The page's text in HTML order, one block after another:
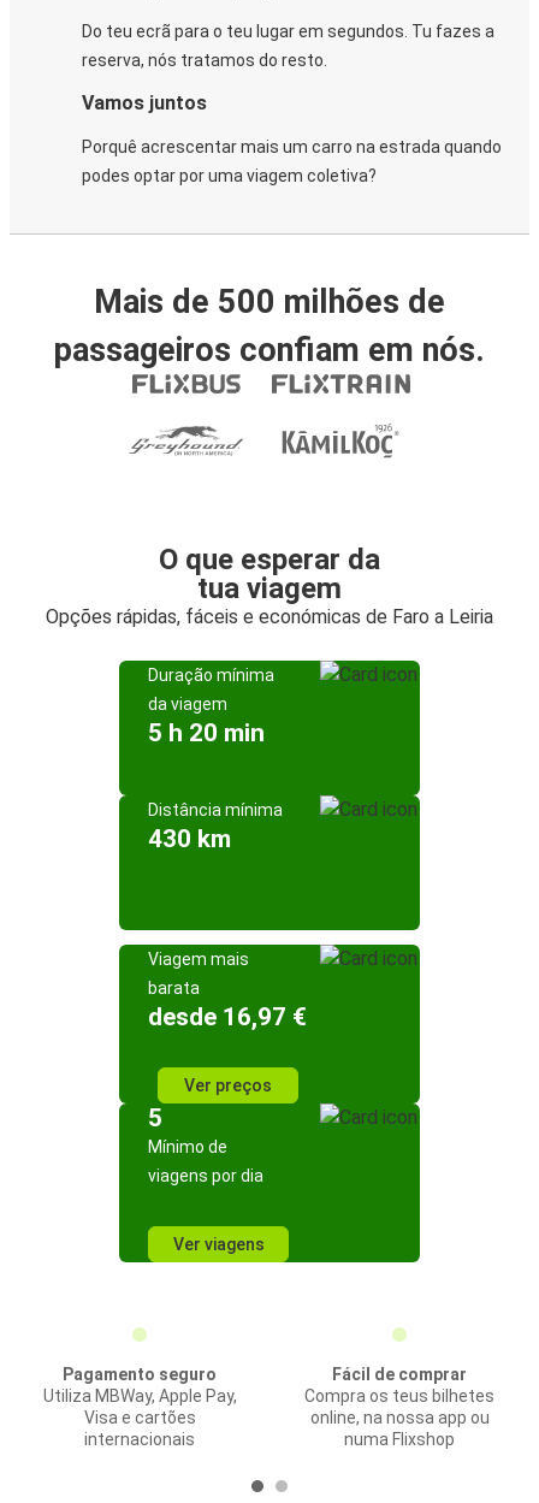
Do teu ecrã para o teu lugar em segundos. Tu fazes a
reserva, nós tratamos do resto.
Vamos juntos
Porquê acrescentar mais um carro na estrada quando
podes optar por uma viagem coletiva?
Mais de 500 milhões de
passageiros confiam em nós.
O que esperar da
tua viagem
Opções rápidas, fáceis e económicas de Faro a Leiria
Duração mínima
da viagem
5 h 20 min
Distância mínima
430 km
Viagem mais
barata
desde 16,97 €
Ver preços
5
Mínimo de
viagens por dia
Ver viagens
Pagamento seguro
Utiliza MBWay, Apple Pay,
Visa e cartões
internacionais
Fácil de comprar
Compra os teus bilhetes
online, na nossa app ou
numa Flixshop